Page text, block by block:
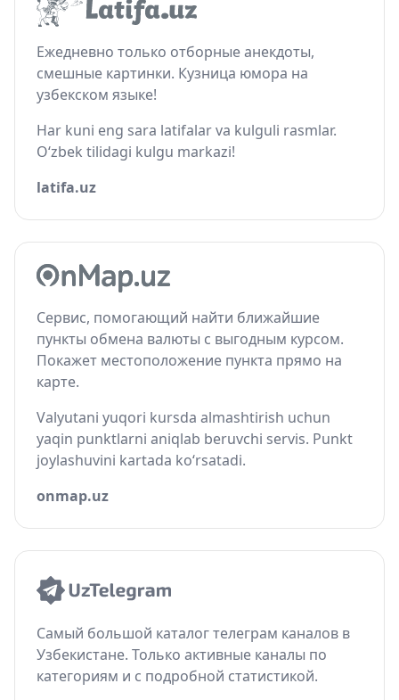
Ежедневно только отборные анекдоты,
смешные картинки. Кузница юмора на
узбекском языке!
Har kuni eng sara latifalar va kulguli rasmlar.
O‘zbek tilidagi kulgu markazi!
latifa.uz
Сервис, помогающий найти ближайшие
пункты обмена валюты с выгодным курсом.
Покажет местоположение пункта прямо на
карте.
Valyutani yuqori kursda almashtirish uchun
yaqin punktlarni aniqlab beruvchi servis. Punkt
joylashuvini kartada ko‘rsatadi.
onmap.uz
Самый большой каталог телеграм каналов в
Узбекистане. Только активные каналы по
категориям и с подробной статистикой.